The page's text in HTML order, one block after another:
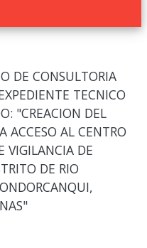
DE CONSULTORIA
TECNICO
"CREACION DEL
ACCESO AL CENTRO
VIGILANCIA DE
DE RIO